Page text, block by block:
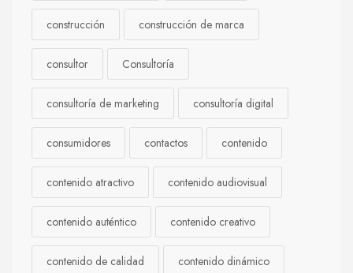
construcción construcción de marca
consultor Consultoría
consultoría de marketing consultoría digital
consumidores contactos contenido
contenido atractivo contenido audiovisual
contenido auténtico contenido creativo
contenido de calidad contenido dinámico